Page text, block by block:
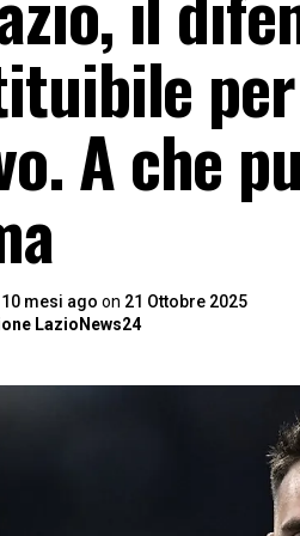
per
A che
10 mesi ago on 21 Ottobre 2025
LazioNews24